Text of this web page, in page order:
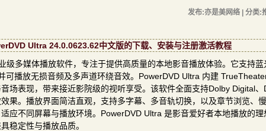
发布:亦是美网络 | 分类:
Ultra 24.0.0623.62中文版的下载、安装与注册激活教程
级多媒体播放软件，专注于提供高质量的本地影音播放体验。它支持
可播放无损音频及多声道环绕音效。PowerDVD Ultra 内建
场表现，带来接近影院级的视听享受。该软件全面支持Dolby Digital
果。播放界面简洁直观，支持多字幕、多音轨切换，以及章节浏览、
应不同屏幕与播放环境。PowerDVD Ultra 是影音爱好者本地播放的
稳定性与播放品质。